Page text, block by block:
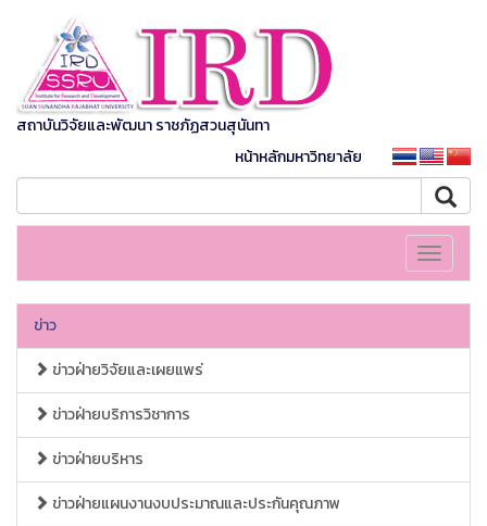
สถาบันวิจัยและพัฒนา ราชภัฏสวนสุนันทา
หน้าหลักมหาวิทยาลัย
Toggle
ข่าว
ข่าวฝ่ายวิจัยและเผยแพร่
ข่าวฝ่ายบริการวิชาการ
ข่าวฝ่ายบริหาร
ข่าวฝ่ายแผนงานงบประมาณและประกันคุณภาพ